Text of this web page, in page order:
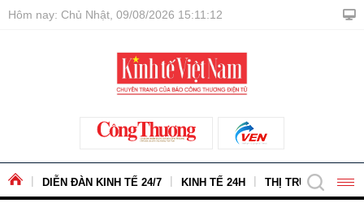
Hôm nay: Chủ Nhật, 09/08/2026 15:11:14
DIỄN ĐÀN KINH TẾ 24/7 KINH TẾ 24H THỊ TRƯỜNG -